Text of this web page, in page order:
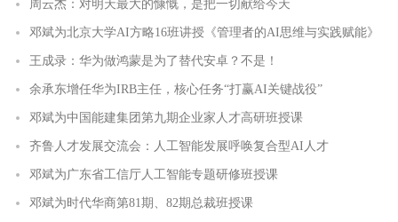
周云杰：对明天最大的慷慨，是把一切献给今天
邓斌为北京大学AI方略16班讲授《管理者的AI思维与实践赋能》
王成录：华为做鸿蒙是为了替代安卓？不是！
余承东增任华为IRB主任，核心任务“打赢AI关键战役”
邓斌为中国能建集团第九期企业家人才高研班授课
齐鲁人才发展交流会：人工智能发展呼唤复合型AI人才
邓斌为广东省工信厅人工智能专题研修班授课
邓斌为时代华商第81期、82期总裁班授课